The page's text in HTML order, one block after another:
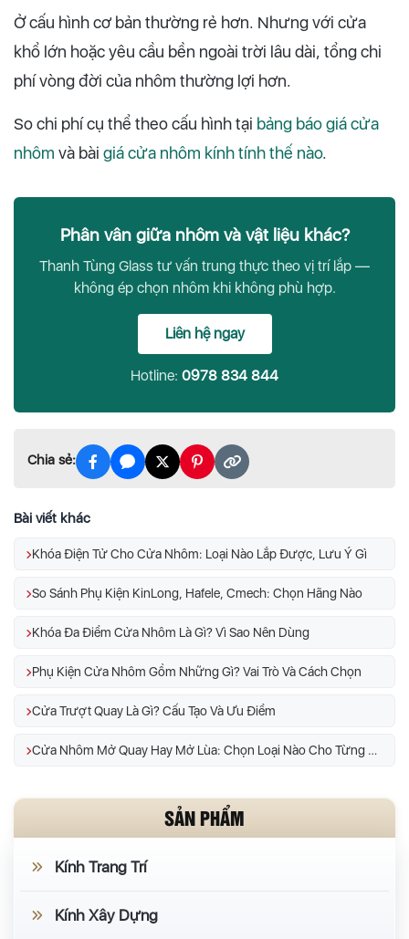
Ở cấu hình cơ bản thường rẻ hơn. Nhưng với cửa
khổ lớn hoặc yêu cầu bền ngoài trời lâu dài, tổng chi
phí vòng đời của nhôm thường lợi hơn.
So chi phí cụ thể theo cấu hình tại bảng báo giá cửa
nhôm và bài giá cửa nhôm kính tính thế nào.
Phân vân giữa nhôm và vật liệu khác?
Thanh Tùng Glass tư vấn trung thực theo vị trí lắp —
không ép chọn nhôm khi không phù hợp.
Liên hệ ngay
Hotline: 0978 834 844
Chia sẻ:
Bài viết khác
Khóa Điện Tử Cho Cửa Nhôm: Loại Nào Lắp Được, Lưu Ý Gì
So Sánh Phụ Kiện KinLong, Hafele, Cmech: Chọn Hãng Nào
Khóa Đa Điểm Cửa Nhôm Là Gì? Vì Sao Nên Dùng
Phụ Kiện Cửa Nhôm Gồm Những Gì? Vai Trò Và Cách Chọn
Cửa Trượt Quay Là Gì? Cấu Tạo Và Ưu Điểm
Cửa Nhôm Mở Quay Hay Mở Lùa: Chọn Loại Nào Cho Từng Vị Trí
SẢN PHẨM
Kính Trang Trí
Kính Xây Dựng